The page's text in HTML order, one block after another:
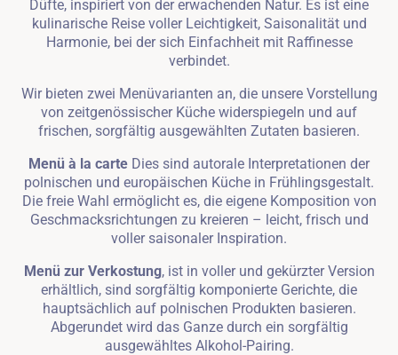
Düfte, inspiriert von der erwachenden Natur. Es ist eine
kulinarische Reise voller Leichtigkeit, Saisonalität und
Harmonie, bei der sich Einfachheit mit Raffinesse
verbindet.
Wir bieten zwei Menüvarianten an, die unsere Vorstellung
von zeitgenössischer Küche widerspiegeln und auf
frischen, sorgfältig ausgewählten Zutaten basieren.
Menü à la carte Dies sind autorale Interpretationen der
polnischen und europäischen Küche in Frühlingsgestalt.
Die freie Wahl ermöglicht es, die eigene Komposition von
Geschmacksrichtungen zu kreieren – leicht, frisch und
voller saisonaler Inspiration.
Menü zur Verkostung, ist in voller und gekürzter Version
erhältlich, sind sorgfältig komponierte Gerichte, die
hauptsächlich auf polnischen Produkten basieren.
Abgerundet wird das Ganze durch ein sorgfältig
ausgewähltes Alkohol-Pairing.